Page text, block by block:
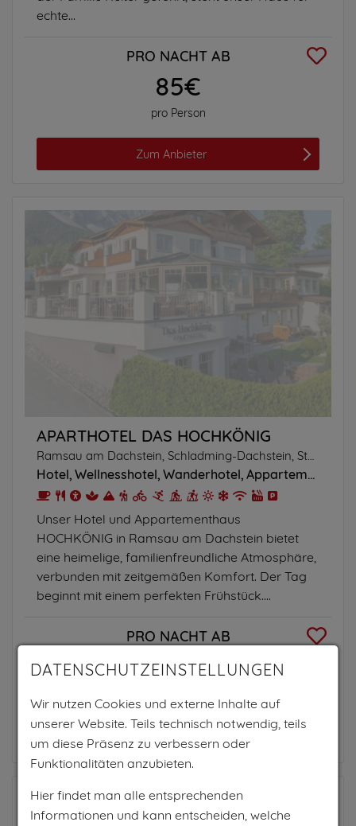
echte...
PRO NACHT AB
85€
pro Person
Zum Anbieter
APARTHOTEL DAS HOCHKÖNIG
Hotel Wellnesshotel Wanderhotel Appartement
Unser Hotel und Appartementhaus
HOCHKÖNIG in Ramsau am Dachstein bietet
eine heimelige, familienfreundliche Atmosphäre,
verbunden mit zeitgemäßen Komfort. Der Tag
beginnt mit einem perfekten Frühstück....
PRO NACHT AB
85€
DATENSCHUTZEINSTELLUNGEN
Wir nutzen Cookies und externe Inhalte auf
unserer Website. Teils technisch notwendig, teils
um diese Präsenz zu verbessern oder
Funktionalitäten anzubieten.
Hier findet man alle entsprechenden
Informationen und kann entscheiden, welche